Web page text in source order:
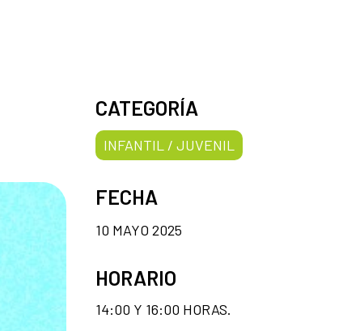
CATEGORÍA
INFANTIL / JUVENIL
FECHA
10 MAYO 2025
HORARIO
14:00 Y 16:00 HORAS.